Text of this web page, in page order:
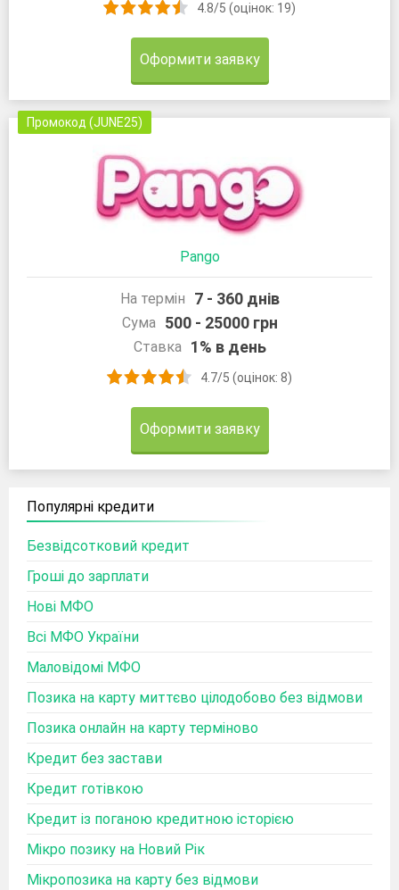
4.8/5 (оцінок: 19)
Оформити заявку
Промокод (JUNE25)
Pango
На термін 7 - 360 днів
Сума 500 - 25000 грн
Ставка 1% в день
4.7/5 (оцінок: 8)
Оформити заявку
Популярні кредити
Безвідсотковий кредит
Гроші до зарплати
Нові МФО
Всі МФО України
Маловідомі МФО
Позика на карту миттєво цілодобово без відмови
Позика онлайн на карту терміново
Кредит без застави
Кредит готівкою
Кредит із поганою кредитною історією
Мікро позику на Новий Рік
Мікропозика на карту без відмови